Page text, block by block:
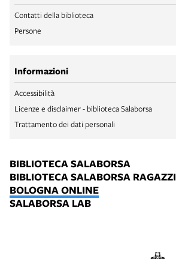
Contatti della biblioteca
Persone
Informazioni
Accessibilità
Licenze e disclaimer - biblioteca Salaborsa
Trattamento dei dati personali
BIBLIOTECA SALABORSA
BIBLIOTECA SALABORSA RAGAZZI
BOLOGNA ONLINE
SALABORSA LAB